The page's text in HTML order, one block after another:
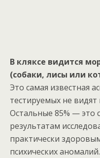
В кляксе видится
(собаки, лисы или
Это самая известная
тестируемых не
Остальные 85% — это
результатам
практически
психических аномалий.